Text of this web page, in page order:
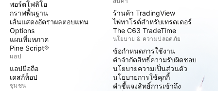
พอร์ตโฟลิโอ
กราฟพื้นฐาน
เส้นแสดงอัตราผลตอบแทน
Options
แผนที่มหภาค
Pine Script®
แอป
แอปมือถือ
เดสก์ท็อป
ชุมชน
ร้านค้า TradingView
ไพ่ทาโรต์สำหรับเทรดเดอร์
The C63 TradeTime
นโยบาย & ความปลอดภัย
ข้อกำหนดการใช้งาน
คำจำกัดสิทธิ์ความรับผิดชอบ
นโยบายความเป็นส่วนตัว
นโยบายการใช้คุกกี้
คำชี้แจงสิทธิ์การเข้าถึง